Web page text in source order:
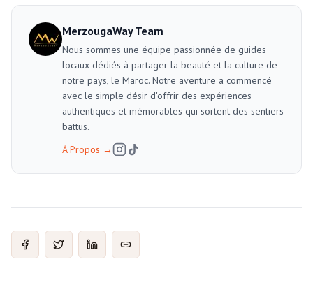
MerzougaWay Team
Nous sommes une équipe passionnée de guides
locaux dédiés à partager la beauté et la culture de
notre pays, le Maroc. Notre aventure a commencé
avec le simple désir d'offrir des expériences
authentiques et mémorables qui sortent des sentiers
battus.
À Propos →